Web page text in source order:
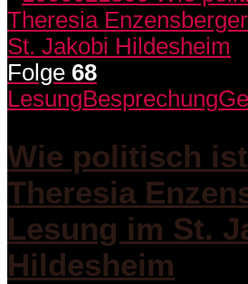
Folge 68
LesungBesprechung
Wie politisch
Theresia
Lesung im St.
Hildesheim